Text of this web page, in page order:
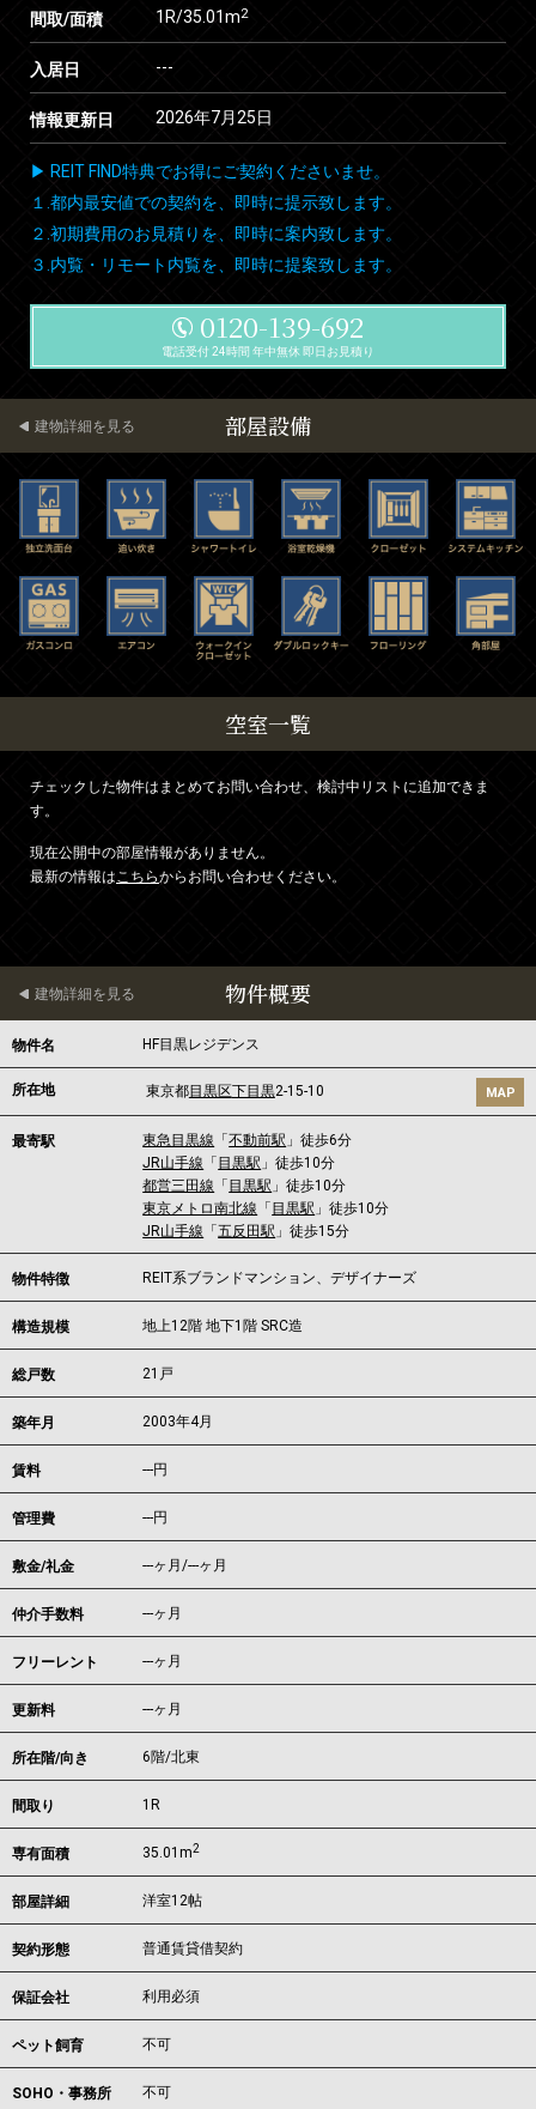
間取/面積 1R/35.01m2
入居日 ---
情報更新日 2026年7月25日
▶ REIT FIND特典でお得にご契約くださいませ。
１.都内最安値での契約を、即時に提示致します。
２.初期費用のお見積りを、即時に案内致します。
３.内覧・リモート内覧を、即時に提案致します。
0120-139-692
電話受付 24時間 年中無休 即日お見積り
部屋設備
建物詳細を見る
空室一覧
チェックした物件はまとめてお問い合わせ、検討中リストに追加できま
す。
現在公開中の部屋情報がありません。
最新の情報はこちらからお問い合わせください。
物件概要
建物詳細を見る
物件名 HF目黒レジデンス
所在地 東京都目黒区下目黒2-15-10 MAP
最寄駅 東急目黒線 「不動前駅 」徒歩6分
JR山手線 「 目黒駅 」徒歩10分
都営三田線 「 目黒駅 」徒歩10分
東京メトロ南北線 「 目黒駅 」徒歩10分
JR山手線 「五反田駅 」徒歩15分
物件特徴 REIT系ブランドマンション、デザイナーズ
構造規模 地上12階 地下1階 SRC造
総戸数 21戸
築年月 2003年4月
賃料 ---円
管理費 ---円
敷金/礼金 ---ヶ月/---ヶ月
仲介手数料 ---ヶ月
フリーレント ---ヶ月
更新料 ---ヶ月
所在階/向き 6階/北東
間取り 1R
専有面積 35.01m2
部屋詳細 洋室12帖
契約形態 普通賃貸借契約
保証会社 利用必須
ペット飼育 不可
SOHO・事務所 不可